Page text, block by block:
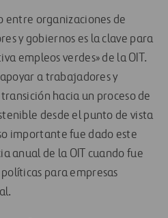
organizaciones de
y gobiernos es la clave para
empleos verdes» de la OIT.
a trabajadores y
hacia un proceso de
desde el punto de vista
importante fue dado este
anual de la OIT cuando fue
para empresas